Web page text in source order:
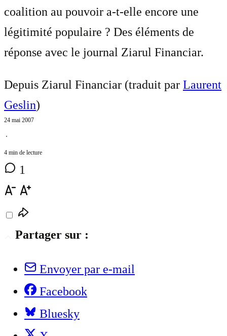
coalition au pouvoir a-t-elle encore une
légitimité populaire ? Des éléments de
réponse avec le journal Ziarul Financiar.
Depuis Ziarul Financiar (traduit par Laurent
Geslin)
24 mai 2007
⋅
4 min de lecture
1
Partager sur :
Envoyer par e-mail
Facebook
Bluesky